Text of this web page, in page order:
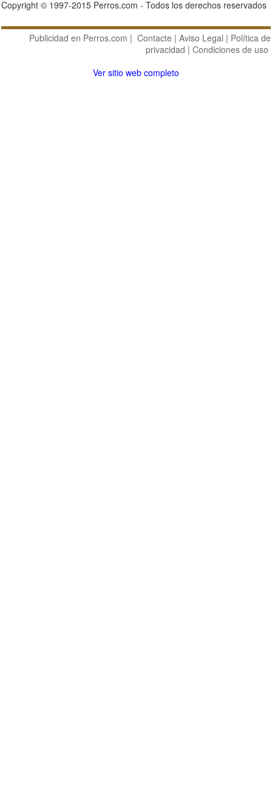
Copyright © 1997-2015 Perros.com - Todos los derechos reservados
Publicidad en Perros.com | Contacte | Aviso Legal | Política de
privacidad | Condiciones de uso
Ver sitio web completo